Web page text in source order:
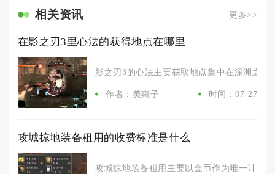
相关资讯 更多>>
在影之刃3里心法的获得地点在哪里
影之刃3的心法主要获取地点集中在深渊之门
作者：美惠子 时间：07-27
攻城掠地装备租用的收费标准是什么
攻城掠地装备租用主要以金币作为唯一计费